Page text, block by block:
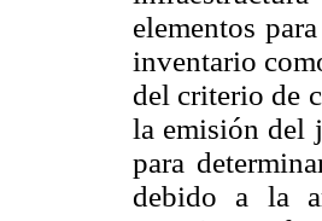
elementos
inventario
del criterio de
la emisión del
para
debido a la